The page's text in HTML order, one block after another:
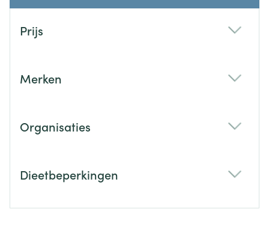
Prijs
Merken
Organisaties
Dieetbeperkingen